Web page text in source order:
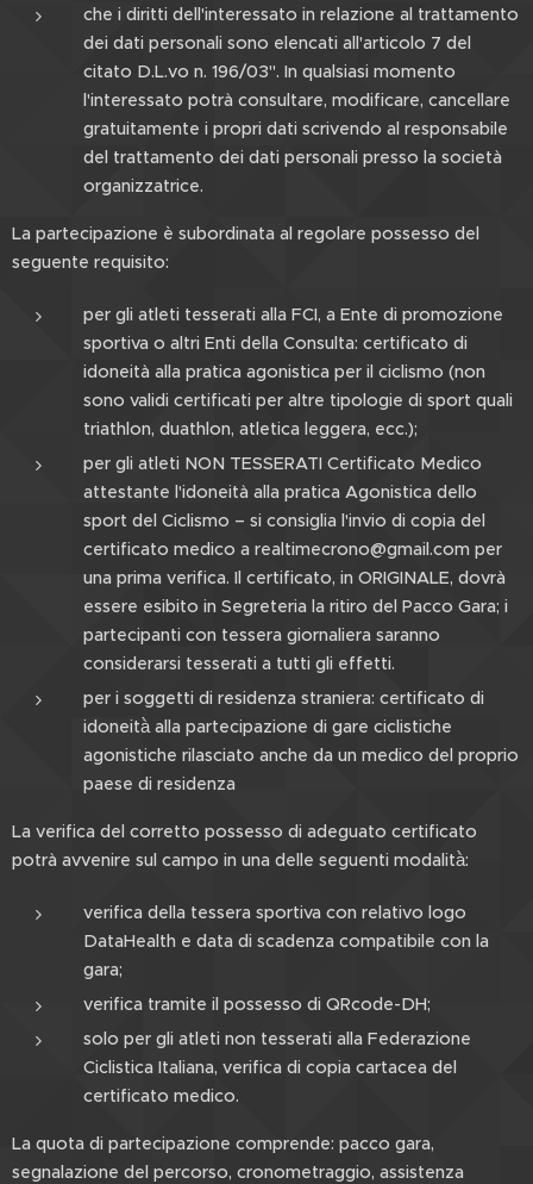
che i diritti dell'interessato in relazione al trattamento
dei dati personali sono elencati all'articolo 7 del
citato D.L.vo n. 196/03". In qualsiasi momento
l'interessato potrà consultare, modificare, cancellare
gratuitamente i propri dati scrivendo al responsabile
del trattamento dei dati personali presso la società
organizzatrice.
La partecipazione è subordinata al regolare possesso del
seguente requisito:
per gli atleti tesserati alla FCI, a Ente di promozione
sportiva o altri Enti della Consulta: certificato di
idoneità alla pratica agonistica per il ciclismo (non
sono validi certificati per altre tipologie di sport quali
triathlon, duathlon, atletica leggera, ecc.);
per gli atleti NON TESSERATI Certificato Medico
attestante l'idoneità alla pratica Agonistica dello
sport del Ciclismo – si consiglia l'invio di copia del
certificato medico a realtimecrono@gmail.com per
una prima verifica. Il certificato, in ORIGINALE, dovrà
essere esibito in Segreteria la ritiro del Pacco Gara; i
partecipanti con tessera giornaliera saranno
considerarsi tesserati a tutti gli effetti.
per i soggetti di residenza straniera: certificato di
idoneità̀ alla partecipazione di gare ciclistiche
agonistiche rilasciato anche da un medico del proprio
paese di residenza
La verifica del corretto possesso di adeguato certificato
potrà avvenire sul campo in una delle seguenti modalità̀:
verifica della tessera sportiva con relativo logo
DataHealth e data di scadenza compatibile con la
gara;
verifica tramite il possesso di QRcode-DH;
solo per gli atleti non tesserati alla Federazione
Ciclistica Italiana, verifica di copia cartacea del
certificato medico.
La quota di partecipazione comprende: pacco gara,
segnalazione del percorso, cronometraggio, assistenza